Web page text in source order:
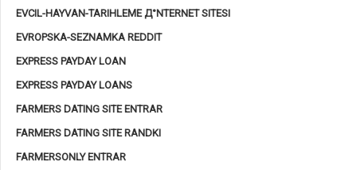
EVCIL-HAYVAN-TARIHLEME Д°NTERNET SITESI
EVROPSKA-SEZNAMKA REDDIT
EXPRESS PAYDAY LOAN
EXPRESS PAYDAY LOANS
FARMERS DATING SITE ENTRAR
FARMERS DATING SITE RANDKI
FARMERSONLY ENTRAR